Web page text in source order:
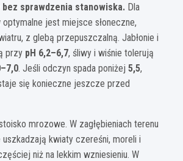
sprawdzenia stanowiska. Dla
jest miejsce słoneczne,
z glebą przepuszczalną. Jabłonie i
przy pH 6,2–6,7, śliwy i wiśnie tolerują
. Jeśli odczyn spada poniżej 5,5,
się konieczne jeszcze przed
mrozowe. W zagłębieniach terenu
kwiaty czereśni, moreli i
niż na lekkim wzniesieniu. W